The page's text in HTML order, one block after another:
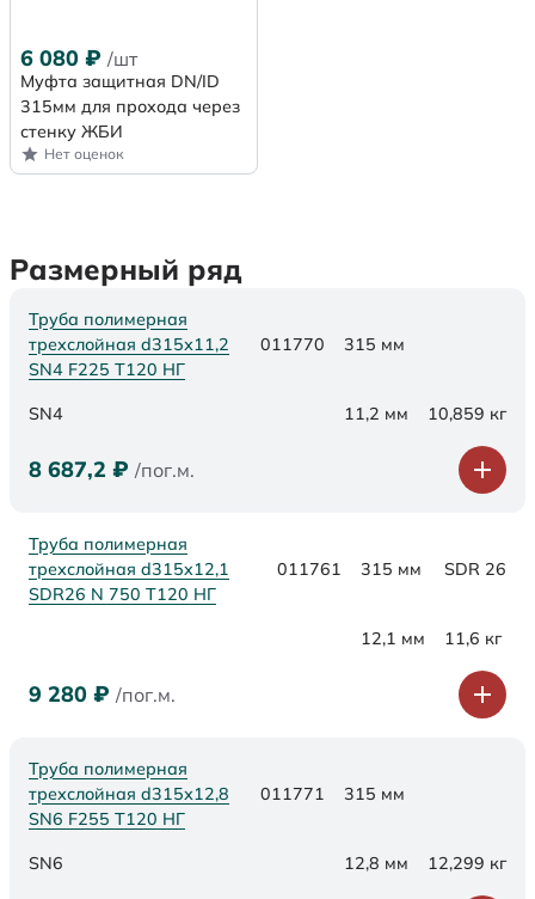
6 080 ₽ /шт
Муфта защитная DN/ID
315мм для прохода через
стенку ЖБИ
Нет оценок
Размерный ряд
Труба полимерная
трехслойная d315х11,2
SN4 F225 Т120 НГ
011770 315 мм
SN4 11,2 мм 10,859 кг
8 687,2 ₽ /пог.м.
Труба полимерная
трехслойная d315x12,1
SDR26 N 750 Т120 НГ
011761 315 мм SDR 26
12,1 мм 11,6 кг
9 280 ₽ /пог.м.
Труба полимерная
трехслойная d315х12,8
SN6 F255 Т120 НГ
011771 315 мм
SN6 12,8 мм 12,299 кг